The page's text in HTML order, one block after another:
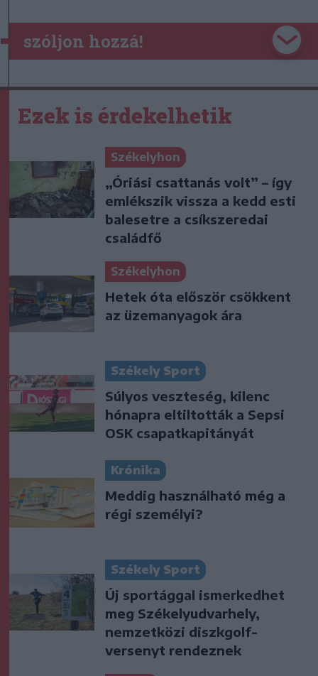
szóljon hozzá!
Ezek is érdekelhetik
Székelyhon
„Óriási csattanás volt” – így
emlékszik vissza a kedd esti
balesetre a csíkszeredai
családfő
Székelyhon
Hetek óta először csökkent
az üzemanyagok ára
Székely Sport
Súlyos veszteség, kilenc
hónapra eltiltották a Sepsi
OSK csapatkapitányát
Krónika
Meddig használható még a
régi személyi?
Székely Sport
Új sportággal ismerkedhet
meg Székelyudvarhely,
nemzetközi diszkgolf-
versenyt rendeznek